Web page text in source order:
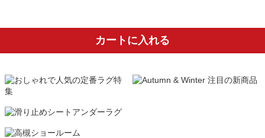
カートに入れる